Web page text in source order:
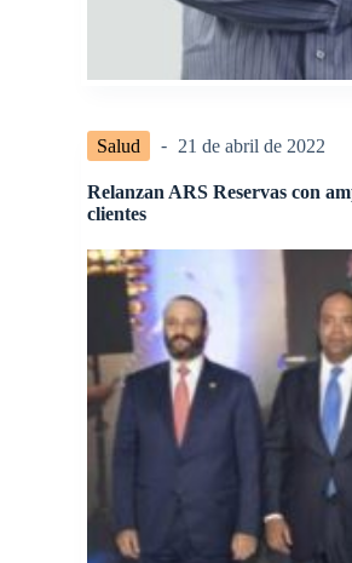
Salud 21 de abril de 2022
Relanzan ARS Reservas con
clientes